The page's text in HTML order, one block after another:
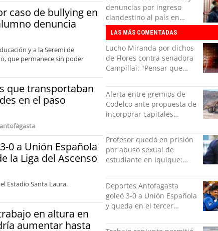
caso de bullying en
denuncia
y a la Seremi de
que permanece sin poder
que transportaban
en el paso
antofagasta
0 a Unión Española
la Liga del Ascenso
Estadio Santa Laura.
en altura en
aumentar hasta
denuncias por ingreso
clandestino al país en
fiscalización nocturna en
Tocopilla
LAS MÁS COMENTADAS
Lucho Miranda por dichos
de Flores contra senadora
Campillai: "Pensar que
es una forma de quitar
dignidad"
Alerta entre gremios de
Codelco ante propuesta de
incorporar capitales
Profesor quedó en prisión
por abuso sexual de
estudiante en Iquique:
Deportes Antofagasta
goleó 3-0 a Unión Española
y queda en el tercer
Ascenso